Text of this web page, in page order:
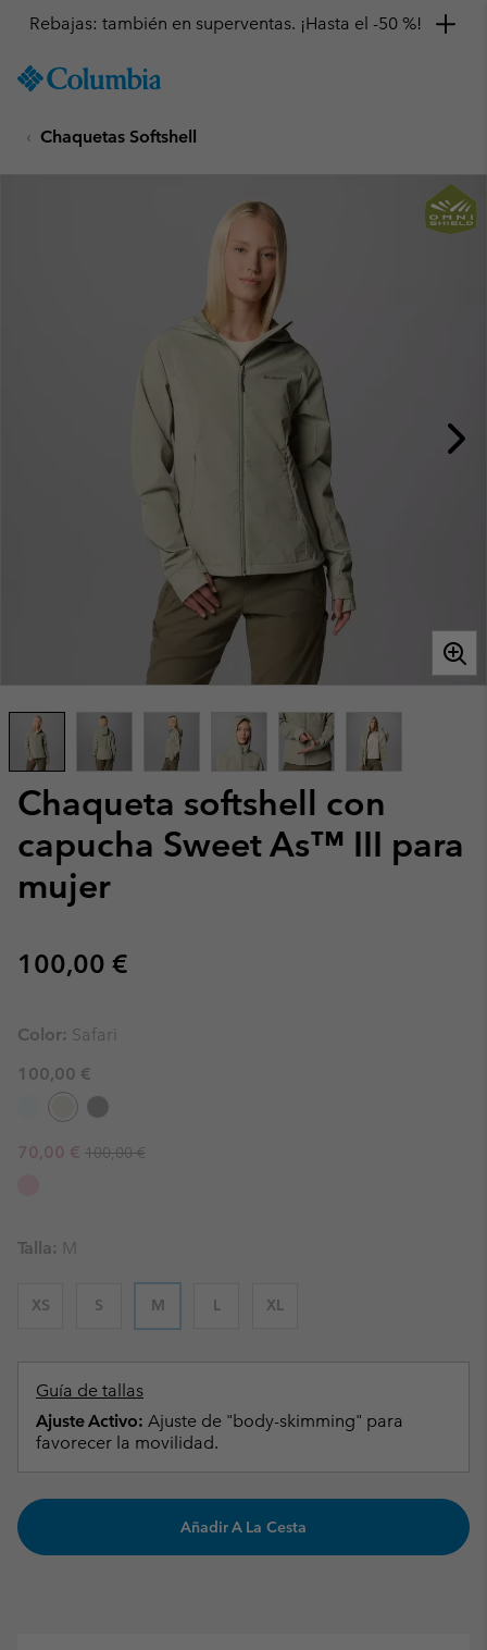
TO
SKIP
Rebajas: también en superventas. ¡Hasta el -50 %!
Chaquetas Softshell
Chaqueta softshell con
capucha Sweet As™ III para
mujer
Regular price:
100,00 €
Color: Safari
100,00 €
Sale price:
70,00 € Regular price:
100,00 €
Talla: M
XS S M L XL
Guía de tallas
Ajuste Activo: Ajuste de "body-skimming" para
favorecer la movilidad.
Añadir A La Cesta